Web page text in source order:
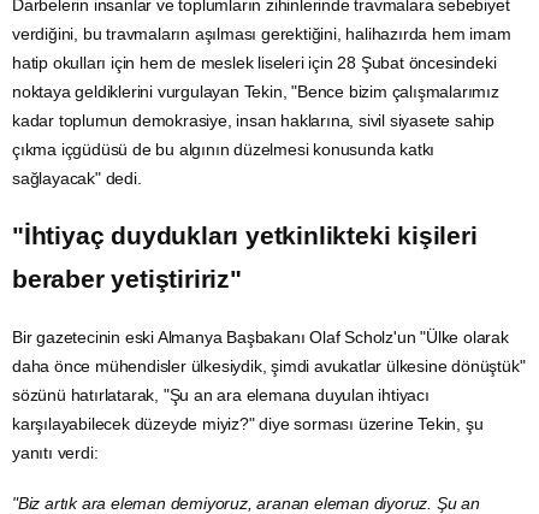
Darbelerin insanlar ve toplumların zihinlerinde travmalara sebebiyet
verdiğini, bu travmaların aşılması gerektiğini, halihazırda hem imam
hatip okulları için hem de meslek liseleriiçin28 Şubatöncesindeki
noktaya geldiklerini vurgulayan Tekin, "Bence bizim çalışmalarımız
kadar toplumun demokrasiye, insan haklarına, sivil siyasete sahip
çıkma içgüdüsü de bu algının düzelmesi konusunda katkı
sağlayacak" dedi.
"İhtiyaç duydukları yetkinlikteki kişileri
beraber yetiştiririz"
Bir gazetecinin eskiAlmanya Başbakanı Olaf Scholz'un "Ülke olarak
daha önce mühendisler ülkesiydik, şimdi avukatlar ülkesine dönüştük"
sözünü hatırlatarak, "Şu an ara elemana duyulan ihtiyacı
karşılayabilecek düzeyde miyiz?" diye sorması üzerine Tekin, şu
yanıtı verdi:
"Biz artık ara eleman demiyoruz, aranan eleman diyoruz. Şu an